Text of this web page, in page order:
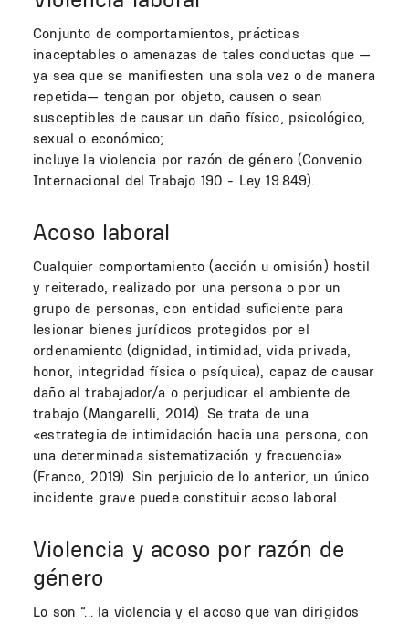
Conjunto de comportamientos, prácticas
inaceptables o amenazas de tales conductas que —
ya sea que se manifiesten una sola vez o de manera
repetida— tengan por objeto, causen o sean
susceptibles de causar un daño físico, psicológico,
sexual o económico;
incluye la violencia por razón de género (Convenio
Internacional del Trabajo 190 - Ley 19.849).
Acoso laboral
Cualquier comportamiento (acción u omisión) hostil
y reiterado, realizado por una persona o por un
grupo de personas, con entidad suficiente para
lesionar bienes jurídicos protegidos por el
ordenamiento (dignidad, intimidad, vida privada,
honor, integridad física o psíquica), capaz de causar
daño al trabajador/a o perjudicar el ambiente de
trabajo (Mangarelli, 2014). Se trata de una
«estrategia de intimidación hacia una persona, con
una determinada sistematización y frecuencia»
(Franco, 2019). Sin perjuicio de lo anterior, un único
incidente grave puede constituir acoso laboral.
Violencia y acoso por razón de
género
Lo son “... la violencia y el acoso que van dirigidos